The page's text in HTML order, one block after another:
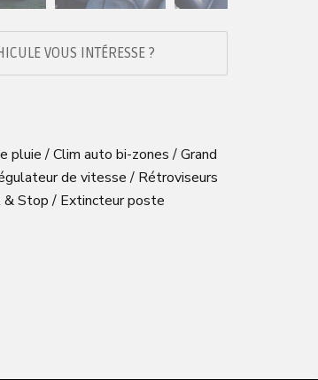
VOUS INTÉRESSE ?
pluie / Clim auto bi-zones / Grand
de vitesse / Rétroviseurs
& Stop / Extincteur poste